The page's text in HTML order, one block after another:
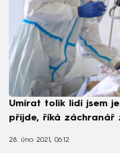
Umírat tolik lidí jsem
přijde, říká záchranář
28. úno 2021, 06:12